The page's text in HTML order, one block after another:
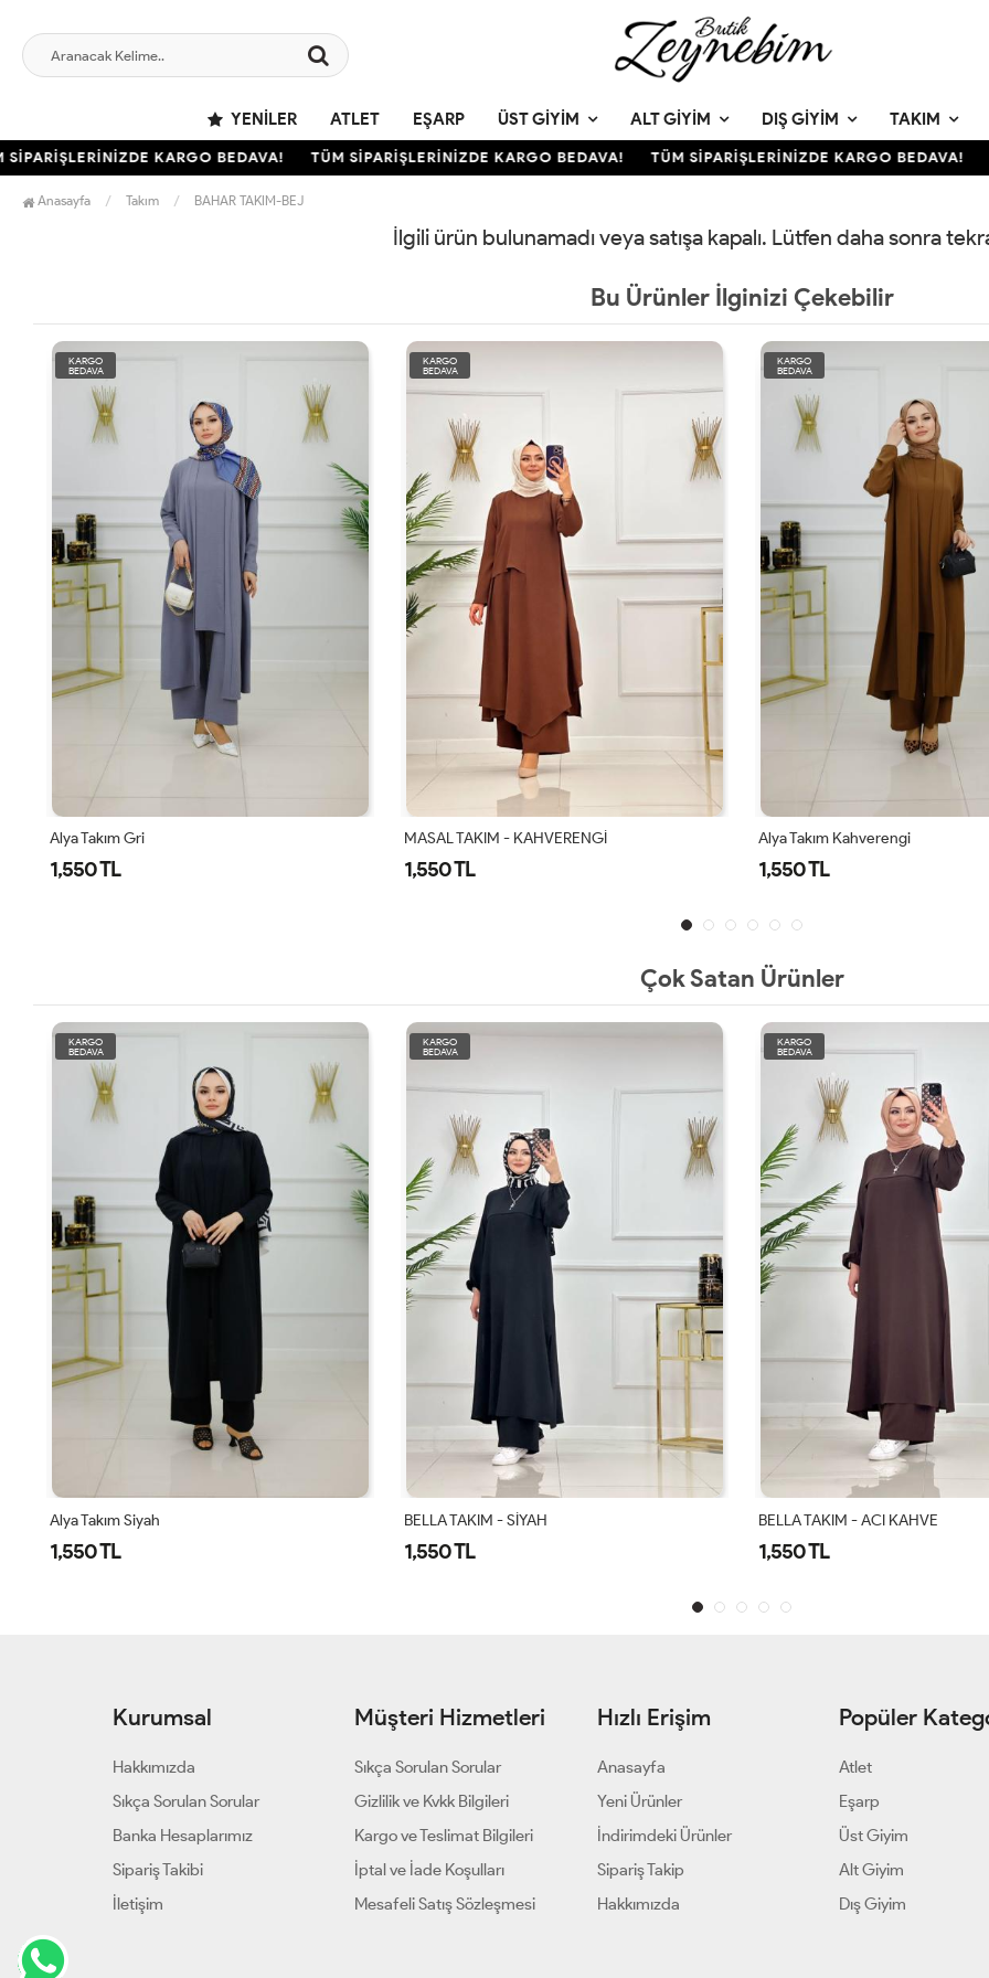
YENILER ATLET EŞARP ÜST GIYIM ALT GIYIM DIŞ GIYIM TAKIM
KARGO BEDAVA! TÜM SİPARİŞLERİNİZDE KARGO BEDAVA! TÜM SİPARİŞLERİNİZDE KARGO BEDAVA!
Anasayfa Takım BAHAR TAKIM-BEJ
İlgili ürün bulunamadı veya satışa kapalı. Lütfen daha sonra
Bu Ürünler İlginizi Çekebilir
KARGO
BEDAVA
MASAL TAKIM - KAHVERENGİ
1,550 TL
KARGO
BEDAVA
Alya Takım Kahverengi
1,550 TL
KARGO
BEDAVA
Alya Takım Lacivert
1,550 TL
Çok Satan Ürünler
KARGO
BEDAVA
BELLA TAKIM - SİYAH
1,550 TL
KARGO
BEDAVA
BELLA TAKIM - ACI KAHVE
1,550 TL
KARGO
BEDAVA
Gülşah Takım Siyah
1,900 TL
Kurumsal
Hakkımızda
Sıkça Sorulan Sorular
Banka Hesaplarımız
Sipariş Takibi
İletişim
Müşteri Hizmetleri
Sıkça Sorulan Sorular
Gizlilik ve Kvkk Bilgileri
Kargo ve Teslimat Bilgileri
İptal ve İade Koşulları
Mesafeli Satış Sözleşmesi
Hızlı Erişim
Anasayfa
Yeni Ürünler
İndirimdeki Ürünler
Sipariş Takip
Hakkımızda
Popüler
Atlet
Eşarp
Üst Giyim
Alt Giyim
Dış Giyim